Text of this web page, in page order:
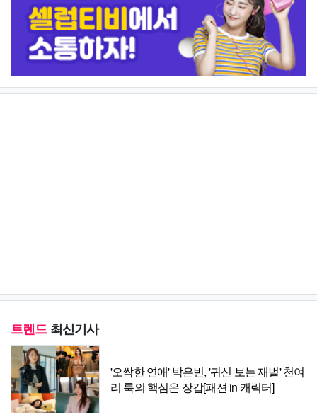
트렌드최신기사
'오싹한 연애' 박은빈, '귀신 보는 재벌' 천여
리 룩의 핵심은 장갑[패션 in 캐릭터]